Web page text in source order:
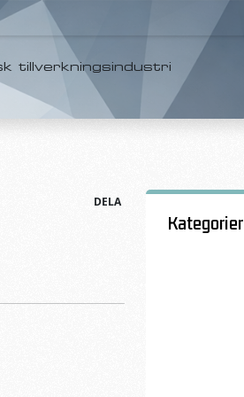
tillverkningsindustri
DELA
Kategorier